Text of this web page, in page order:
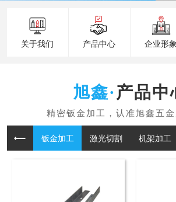
关于我们 产品中心 企业形象
产品中
钣金加工 激光切割 机架加工